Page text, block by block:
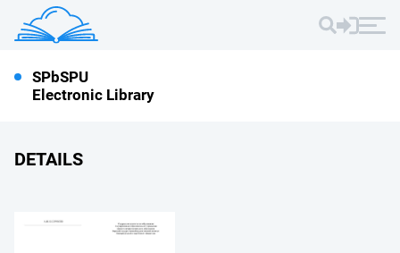
SPbSPU
Electronic Library
DETAILS